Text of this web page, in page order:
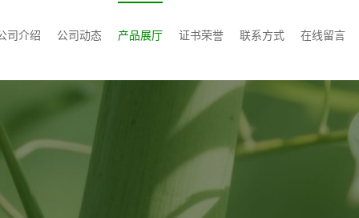
司介绍 公司动态 产品展厅 证书荣誉 联系方式 在线留言